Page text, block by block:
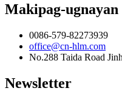
Makipag-ugnayan
0086-579-82273939
office@cn-hlm.com
No.288 Taida Road
Newsletter